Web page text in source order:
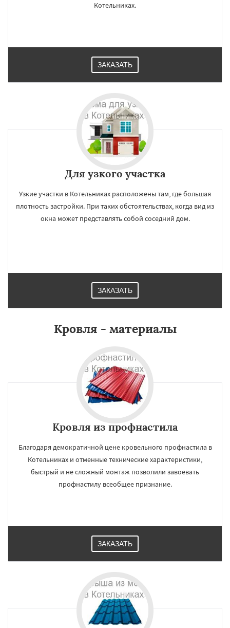
Котельниках.
ЗАКАЗАТЬ
Для узкого участка
Узкие участки в Котельниках расположены там, где большая
плотность застройки. При таких обстоятельствах, когда вид из
окна может представлять собой соседний дом.
ЗАКАЗАТЬ
Кровля - материалы
Кровля из профнастила
Благодаря демократичной цене кровельного профнастила в
Котельниках и отменные технические характеристики,
быстрый и не сложный монтаж позволили завоевать
профнастилу всеобщее признание.
ЗАКАЗАТЬ